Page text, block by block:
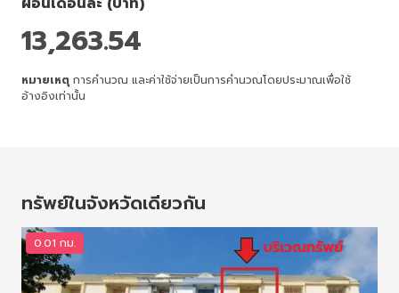
13,263.54
หมายเหตุ การคำนวณ และค่าใช้จ่ายเป็นการคำนวณโดยประมาณเพื่อใช้
อ้างอิงเท่านั้น
ทรัพย์ในจังหวัดเดียวกัน
0.01 กม.